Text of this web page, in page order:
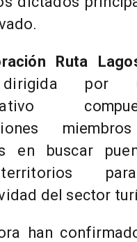
Ruta
por
en buscar
del sector
han